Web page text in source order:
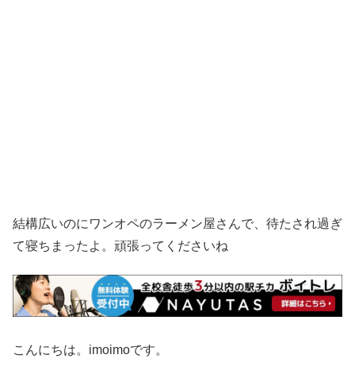
結構広いのにワンオペのラーメン屋さんで、待たされ過ぎ
て寝ちまったよ。頑張ってくださいね
こんにちは。imoimoです。